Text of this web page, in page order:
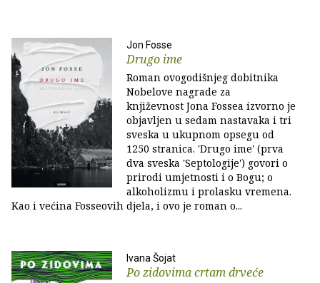
Jon Fosse
Drugo ime
Roman ovogodišnjeg dobitnika
Nobelove nagrade za
književnost Jona Fossea izvorno je
objavljen u sedam nastavaka i tri
sveska u ukupnom opsegu od
1250 stranica. 'Drugo ime' (prva
dva sveska 'Septologije') govori o
prirodi umjetnosti i o Bogu; o
alkoholizmu i prolasku vremena.
Kao i većina Fosseovih djela, i ovo je roman o...
Ivana Šojat
Po zidovima crtam drveće